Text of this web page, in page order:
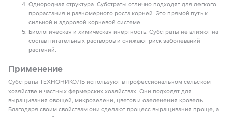
Однородная структура. Субстраты отлично подходят для легкого
прорастания и равномерного роста корней. Это прямой путь к
сильной и здоровой корневой системе.
Биологическая и химическая инертность. Субстраты не влияют на
состав питательных растворов и снижают риск заболеваний
растений.
Применение
Субстраты ТЕХНОНИКОЛЬ используют в профессиональном сельском
хозяйстве и частных фермерских хозяйствах. Они подходят для
выращивания овощей, микрозелени, цветов и озеленения кровель.
Благодаря своим свойствам они сделают процесс выращивания проще, а